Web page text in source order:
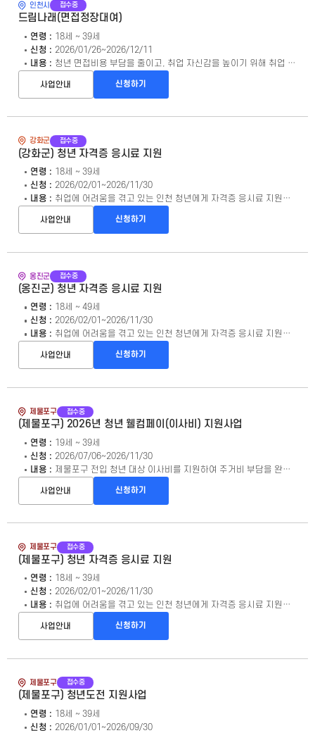
인천시 접수중
드림나래(면접정장대여)
연령 : 18세 ~ 39세
신청 : 2026/01/26~2026/12/11
내용 :
청년 면접비용 부담을 줄이고, 취업 자신감을 높이기 위해 취업 최종 관문인 면접 통과를 위한 면접용 정장 대여와 면접이미지컨설팅 지원
사업안내 신청하기
강화군 접수중
(강화군) 청년 자격증 응시료 지원
연령 : 18세 ~ 39세
신청 : 2026/02/01~2026/11/30
내용 :
취업에 어려움을 겪고 있는 인천 청년에게 자격증 응시료 지원을 통한 경제적 부담 경감 및 사회진입 활성화 도모
사업안내 신청하기
옹진군 접수중
(옹진군) 청년 자격증 응시료 지원
연령 : 18세 ~ 49세
신청 : 2026/02/01~2026/11/30
내용 :
취업에 어려움을 겪고 있는 인천 청년에게 자격증 응시료 지원을 통한 경제적 부담 경감 및 사회진입 활성화 도모
사업안내 신청하기
제물포구 접수중
(제물포구) 2026년 청년 웰컴페이(이사비) 지원사업
연령 : 19세 ~ 39세
신청 : 2026/07/06~2026/11/30
내용 :
제물포구 전입 청년 대상 이사비를 지원하여 주거비 부담을 완화하고 주거 불안정을 해소하고자 함.
사업안내 신청하기
제물포구 접수중
(제물포구) 청년 자격증 응시료 지원
연령 : 18세 ~ 39세
신청 : 2026/02/01~2026/11/30
내용 :
취업에 어려움을 겪고 있는 인천 청년에게 자격증 응시료 지원을 통한 경제적 부담 경감 및 사회진입 활성화 도모
사업안내 신청하기
제물포구 접수중
(제물포구) 청년도전 지원사업
연령 : 18세 ~ 39세
신청 : 2026/01/01~2026/09/30